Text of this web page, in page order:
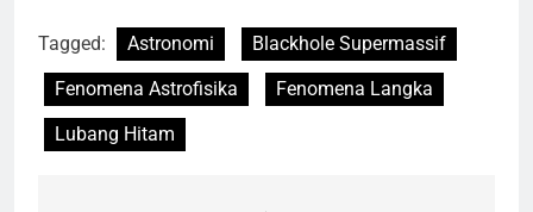
Tagged: Astronomi
Blackhole Supermassif
Fenomena Astrofisika
Fenomena Langka
Lubang Hitam